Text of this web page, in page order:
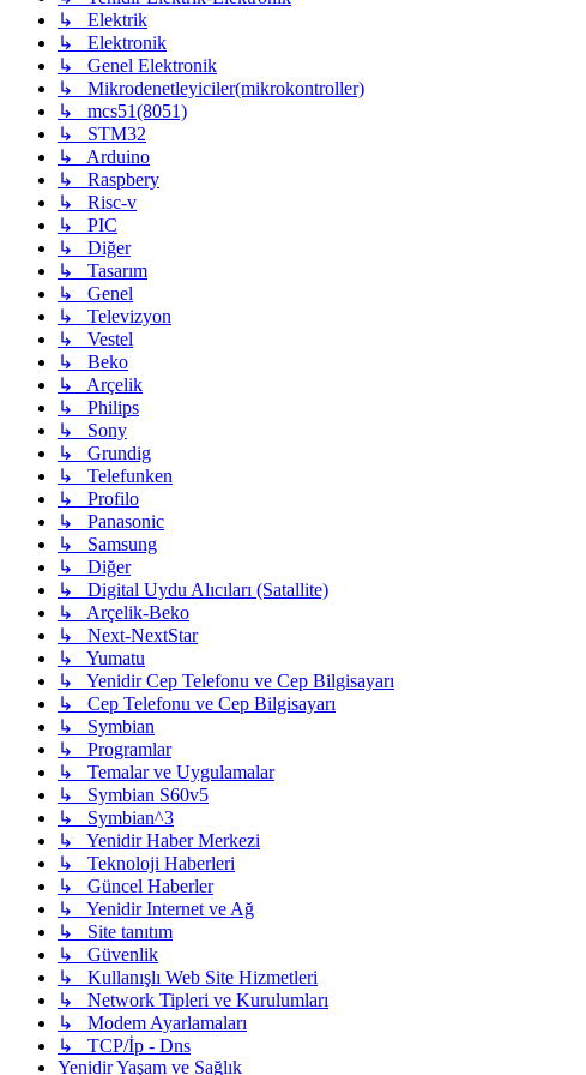
↳ Elektrik
↳ Elektronik
↳ Genel Elektronik
↳ Mikrodenetleyiciler(mikrokontroller)
↳ mcs51(8051)
↳ STM32
↳ Arduino
↳ Raspbery
↳ Risc-v
↳ PIC
↳ Diğer
↳ Tasarım
↳ Genel
↳ Televizyon
↳ Vestel
↳ Beko
↳ Arçelik
↳ Philips
↳ Sony
↳ Grundig
↳ Telefunken
↳ Profilo
↳ Panasonic
↳ Samsung
↳ Diğer
↳ Digital Uydu Alıcıları (Satallite)
↳ Arçelik-Beko
↳ Next-NextStar
↳ Yumatu
↳ Yenidir Cep Telefonu ve Cep Bilgisayarı
↳ Cep Telefonu ve Cep Bilgisayarı
↳ Symbian
↳ Programlar
↳ Temalar ve Uygulamalar
↳ Symbian S60v5
↳ Symbian^3
↳ Yenidir Haber Merkezi
↳ Teknoloji Haberleri
↳ Güncel Haberler
↳ Yenidir Internet ve Ağ
↳ Site tanıtım
↳ Güvenlik
↳ Kullanışlı Web Site Hizmetleri
↳ Network Tipleri ve Kurulumları
↳ Modem Ayarlamaları
↳ TCP/İp - Dns
Yenidir Yaşam ve Sağlık